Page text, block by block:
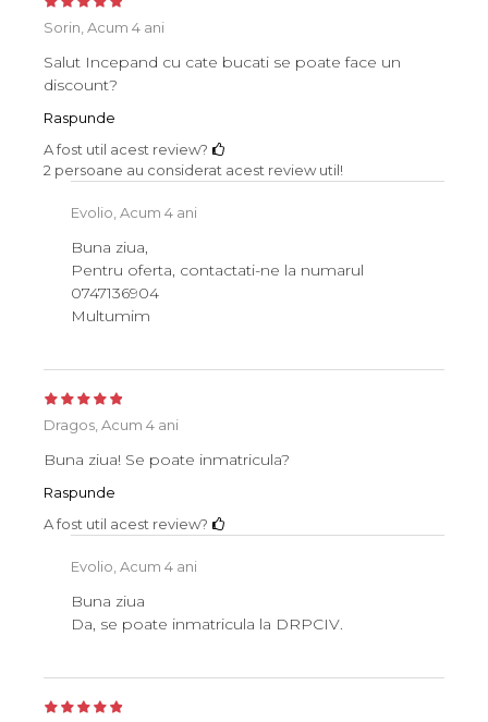
Sorin, Acum 4 ani
Salut Incepand cu cate bucati se poate face un
discount?
Raspunde
A fost util acest review?
2 persoane au considerat acest review util!
Evolio, Acum 4 ani
Buna ziua,
Pentru oferta, contactati-ne la numarul
0747136904
Multumim
Dragos, Acum 4 ani
Buna ziua! Se poate inmatricula?
Raspunde
A fost util acest review?
Evolio, Acum 4 ani
Buna ziua
Da, se poate inmatricula la DRPCIV.